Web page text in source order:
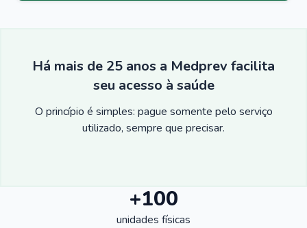
Há mais de 25 anos a Medprev facilita
seu acesso à saúde
O princípio é simples: pague somente pelo serviço
utilizado, sempre que precisar.
+100
unidades físicas